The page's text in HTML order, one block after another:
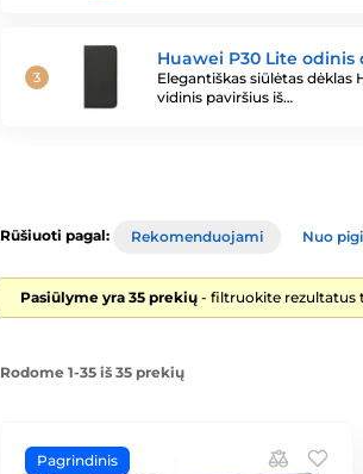
Huawei P30 Lite odinis
Elegantiškas siūlėtas dėklas
vidinis paviršius iš…
Rūšiuoti pagal: Rekomenduojami Nuo
Pasiūlyme yra 35 prekių - filtruokite rezultatus
Rodome 1-35 iš 35 prekių
Pagrindinis